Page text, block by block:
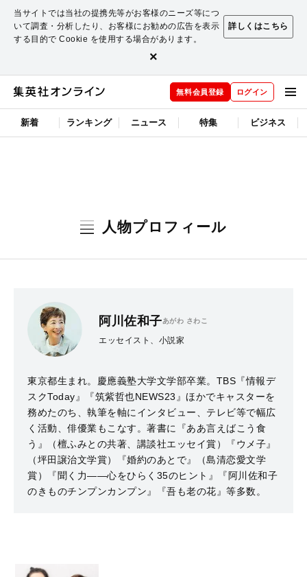
当サイトでは当社の提携先等がお客様のニーズ等につ
いて調査・分析したり、お客様にお勧めの広告を表示
する目的で Cookie を使用する場合があります。
詳しくはこちら
×
無料会員登録 ログイン
新着 ランキング ニュース 特集 ビジネス
人物プロフィール
阿川佐和子あがわ さわこ
エッセイスト、小説家
東京都生まれ。慶應義塾大学文学部卒業。TBS『情報デ
スクToday』『筑紫哲也NEWS23』ほかでキャスターを
務めたのち、執筆を軸にインタビュー、テレビ等で幅広
く活動、俳優業もこなす。著書に『ああ言えばこう食
う』（檀ふみとの共著、講談社エッセイ賞）『ウメ子』
（坪田譲治文学賞）『婚約のあとで』（島清恋愛文学
賞）『聞く力――心をひらく35のヒント』『阿川佐和子
のきものチンプンカンプン』『吾も老の花』等多数。